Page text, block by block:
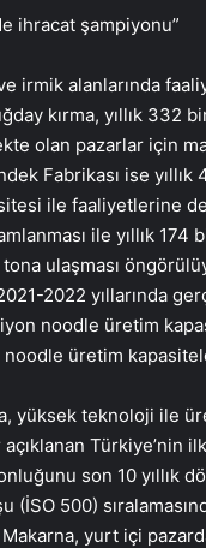
ihracat şampiyonu”
irmik alanlarında
kırma, yıllık 332
olan pazarlar için
Fabrikası ise yıllık
ile faaliyetlerine
ile yıllık
tona ulaşması
2022 yıllarında
noodle üretim
noodle üretim
yüksek teknoloji ile
Türkiye’nin
son 10 yıllık
(İSO 500)
Makarna, yurt içi